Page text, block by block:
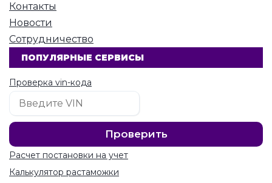
Контакты
Новости
Сотрудничество
ПОПУЛЯРНЫЕ СЕРВИСЫ
Проверка vin-кода
Расчет постановки на учет
Калькулятор растаможки